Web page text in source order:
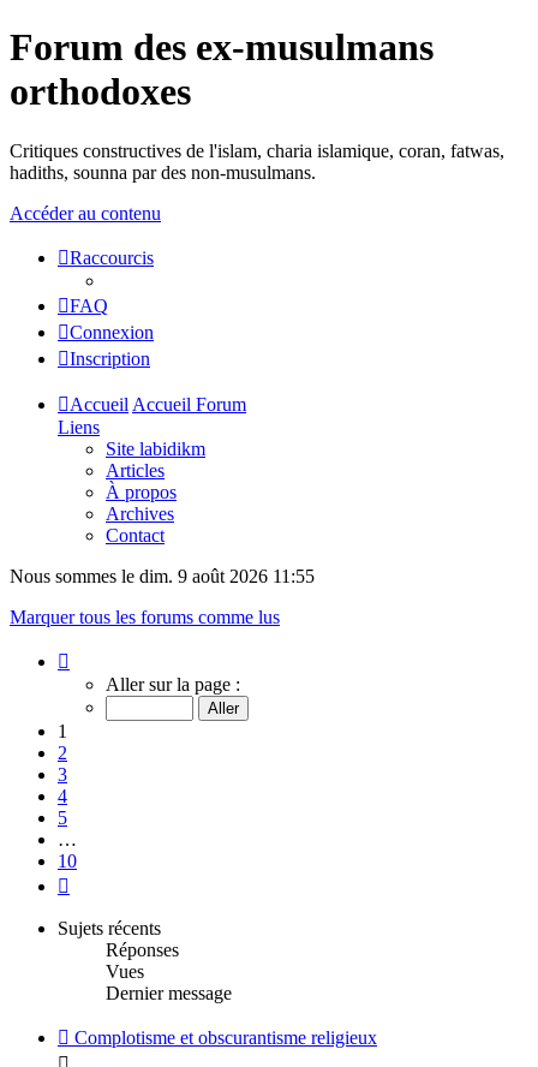
Forum des ex-musulmans
orthodoxes
Critiques constructives de l'islam, charia islamique, coran, fatwas,
hadiths, sounna par des non-musulmans.
Accéder au contenu
Raccourcis
FAQ
Connexion
Inscription
Accueil Accueil Forum
Liens
Site labidikm
Articles
À propos
Archives
Contact
Nous sommes le dim. 9 août 2026 11:55
Marquer tous les forums comme lus
sur
Aller sur la page :
1
2
3
4
5
…
10
Sujets récents
Réponses
Vues
Dernier message
Complotisme et obscurantisme religieux